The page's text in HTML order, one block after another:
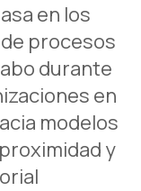
en los
procesos
durante
en
modelos
y